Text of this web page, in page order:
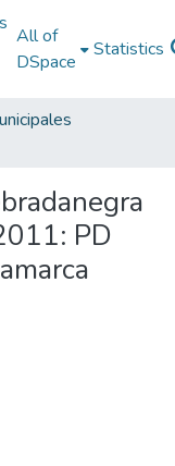
All of
DSpace
Statistics
PD